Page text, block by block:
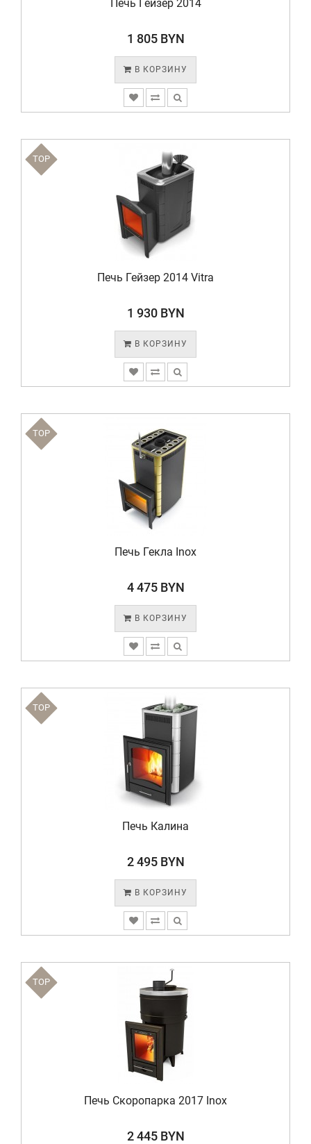
Печь Гейзер 2014
1 805 BYN
В КОРЗИНУ
TOP
Печь Гейзер 2014 Vitra
1 930 BYN
В КОРЗИНУ
TOP
Печь Гекла Inox
4 475 BYN
В КОРЗИНУ
TOP
Печь Калина
2 495 BYN
В КОРЗИНУ
TOP
Печь Скоропарка 2017 Inox
2 445 BYN